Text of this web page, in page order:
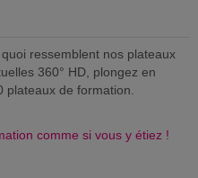
ressemblent nos plateaux
360° HD, plongez en
de formation.
comme si vous y étiez !